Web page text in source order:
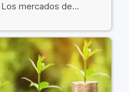
mercados de...